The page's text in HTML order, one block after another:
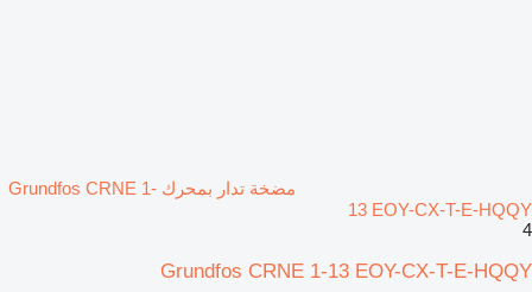
مضخة تدار بمحرك Grundfos CRNE 1-
13 EOY-CX-T-E-HQQY
4
Grundfos CRNE 1-13 EOY-CX-T-E-HQQY